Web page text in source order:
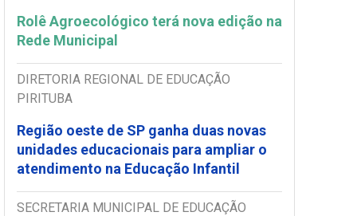
Rolê Agroecológico terá nova edição na
Rede Municipal
DIRETORIA REGIONAL DE EDUCAÇÃO
PIRITUBA
Região oeste de SP ganha duas novas
unidades educacionais para ampliar o
atendimento na Educação Infantil
SECRETARIA MUNICIPAL DE EDUCAÇÃO